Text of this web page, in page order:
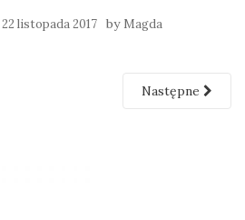
22 listopada 2017 by Magda
Następne